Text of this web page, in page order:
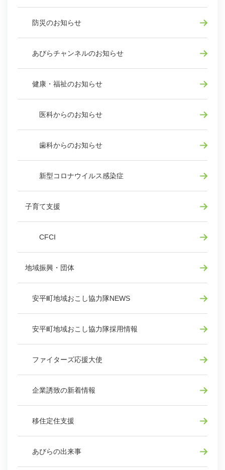
防災のお知らせ
あびらチャンネルのお知らせ
健康・福祉のお知らせ
医科からのお知らせ
歯科からのお知らせ
新型コロナウイルス感染症
子育て支援
CFCI
地域振興・団体
安平町地域おこし協力隊NEWS
安平町地域おこし協力隊採用情報
ファイターズ応援大使
企業誘致の新着情報
移住定住支援
あびらの出来事